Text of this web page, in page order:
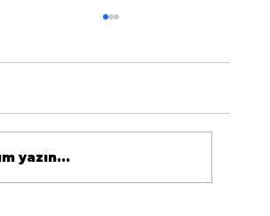
yazın...